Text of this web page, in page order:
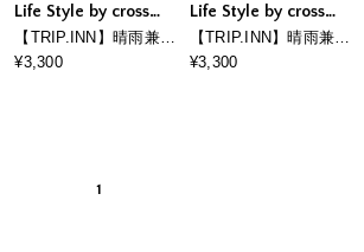
Life Style by cross
marche
【TRIP.INN】晴雨兼用
折り畳み傘
¥3,300
Life Style by cross
marche
【TRIP.INN】晴雨兼用
折り畳み傘
¥3,300
1